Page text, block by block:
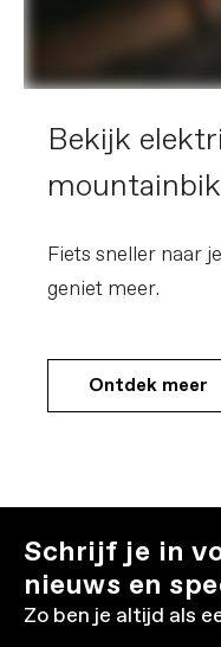
Bekijk
Fiets sneller naar
geniet meer.
Ontdek meer
Schrijf je in
nieuws en
Zo ben je altijd als